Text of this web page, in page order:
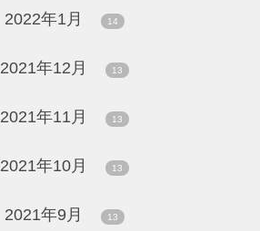
2022年1月 14
2021年12月 13
2021年11月 13
2021年10月 13
2021年9月 13